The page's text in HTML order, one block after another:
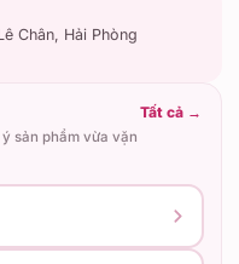
Chân, Hải Phòng
sản phẩm vừa vặn
Tất cả →